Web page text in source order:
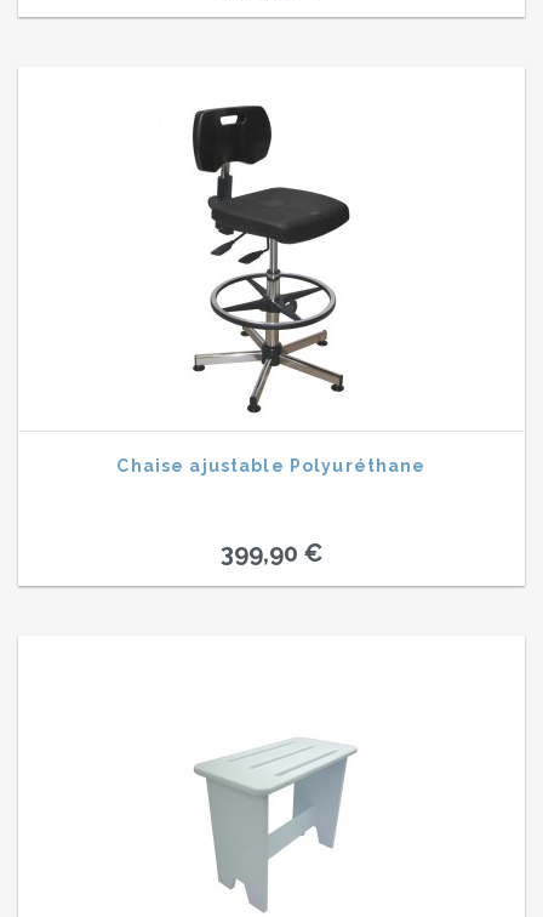
Chaise ajustable Polyuréthane
399,90 €